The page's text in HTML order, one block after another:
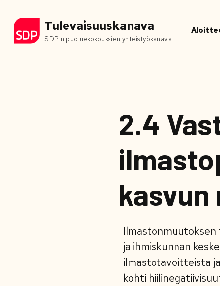
Tulevaisuuskanava
SDP:n puoluekokouksien yhteistyökanava
2.4
kasvun
Ilmastonmuutoksen
ja ihmiskunnan
ilmastotavoitteista
kohti